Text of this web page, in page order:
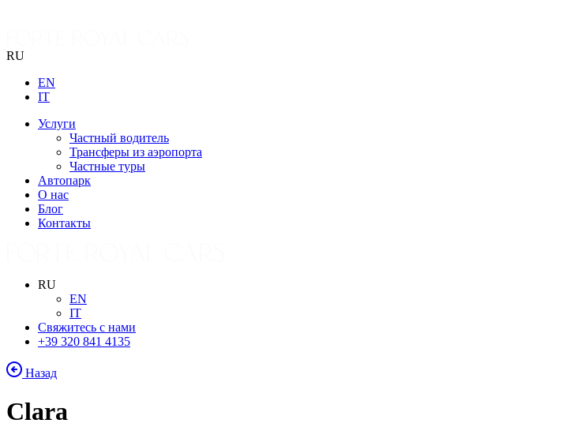
RU
EN
IT
Услуги
Частный водитель
Трансферы из аэропорта
Частные туры
Автопарк
О нас
Блог
Контакты
RU
EN
IT
Свяжитесь с нами
+39 320 841 4135
Назад
Clara